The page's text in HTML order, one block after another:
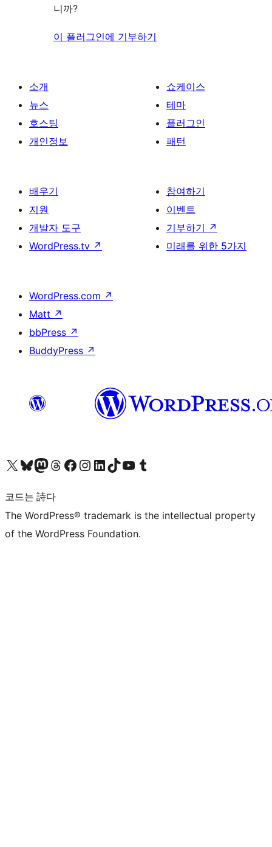
니까?
이 플러그인에 기부하기
소개
뉴스
호스팅
개인정보
쇼케이스
테마
플러그인
패턴
배우기
지원
개발자 도구
WordPress.tv ↗
참여하기
이벤트
기부하기 ↗
미래를 위한 5가지
WordPress.com ↗
Matt ↗
bbPress ↗
BuddyPress ↗
X(이전 트위터) 계정 방문하기블루스카이 계정 방문하기마스토돈 계정 방문하기스레드 계정 방문하기 페이스북 페이지 방문하기인스타그램 계정 방문하기 LinkedIn 계정 방문하기틱톡 계정 방문하기유튜브 채널 방문하기 텀블러 계정 방문하기
코드는 詩다
The WordPress® trademark is the intellectual property
of the WordPress Foundation.